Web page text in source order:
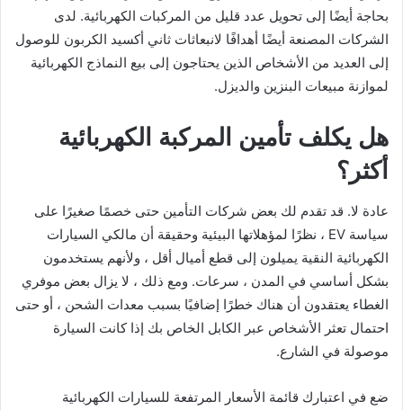
بحاجة أيضًا إلى تحويل عدد قليل من المركبات الكهربائية. لدى
الشركات المصنعة أيضًا أهدافًا لانبعاثات ثاني أكسيد الكربون للوصول
إلى العديد من الأشخاص الذين يحتاجون إلى بيع النماذج الكهربائية
لموازنة مبيعات البنزين والديزل.
هل يكلف تأمين المركبة الكهربائية
أكثر؟
عادة لا. قد تقدم لك بعض شركات التأمين حتى خصمًا صغيرًا على
سياسة EV ، نظرًا لمؤهلاتها البيئية وحقيقة أن مالكي السيارات
الكهربائية النقية يميلون إلى قطع أميال أقل ، ولأنهم يستخدمون
بشكل أساسي في المدن ، سرعات. ومع ذلك ، لا يزال بعض موفري
الغطاء يعتقدون أن هناك خطرًا إضافيًا بسبب معدات الشحن ، أو حتى
احتمال تعثر الأشخاص عبر الكابل الخاص بك إذا كانت السيارة
موصولة في الشارع.
ضع في اعتبارك قائمة الأسعار المرتفعة للسيارات الكهربائية